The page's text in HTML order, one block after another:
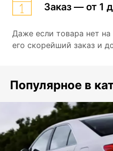
Заказ — от 1
Даже если товара нет
его скорейший заказ и
Популярное в